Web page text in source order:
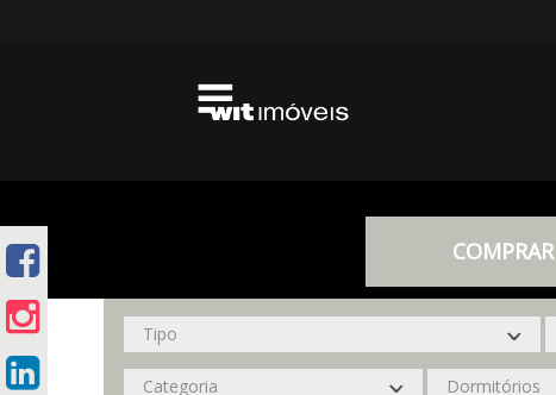
COMPRAR